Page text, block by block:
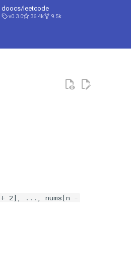
doocs/leetcode
v0.3.0 36.4k 9.5k
+ 2], ..., nums[n -